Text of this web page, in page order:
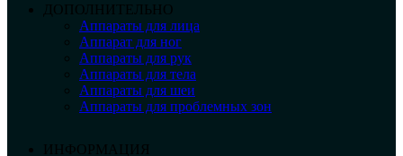
ДОПОЛНИТЕЛЬНО
Аппараты для лица
Аппарат для ног
Аппараты для рук
Аппараты для тела
Аппараты для шеи
Аппараты для проблемных зон
ИНФОРМАЦИЯ